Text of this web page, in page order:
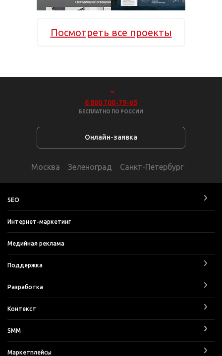
Посмотреть все проекты
8 800 700-79-65
БЕСПЛАТНО ПО РОССИИ
Онлайн-заявка
Москва Зеленоград Санкт-Петербург
SEO
Интернет-маркетинг
Медийная реклама
Поддержка
Разработка
Контекст
SMM
Маркетплейсы